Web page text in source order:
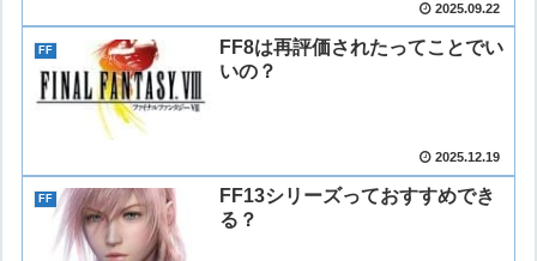
2025.09.22
FF
FF8は再評価されたってことでい
いの？
2025.12.19
FF
FF13シリーズっておすすめでき
る？